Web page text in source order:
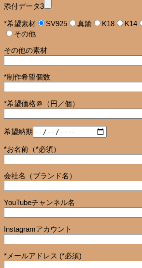
添付データ3
*希望素材 SV925 真鍮 K18 K14
その他
その他の素材
*制作希望個数
*希望価格＠（円／個）
希望納期
*お名前（*必須）
会社名（ブランド名）
YouTubeチャンネル名
Instagramアカウント
*メールアドレス (*必須)